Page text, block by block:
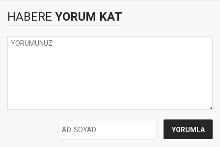
HABERE YORUM KAT